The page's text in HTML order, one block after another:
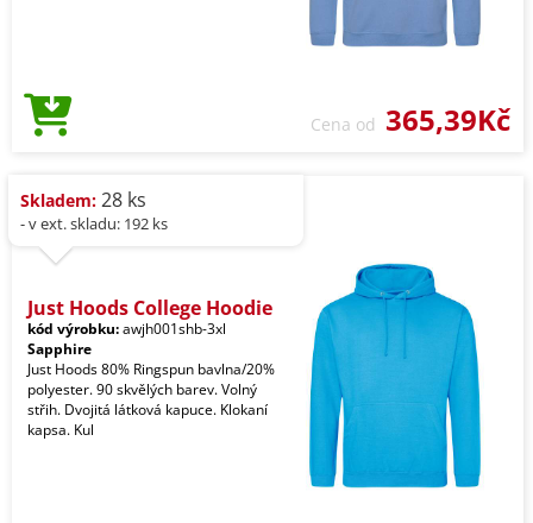
Cena od 365,39Kč
Skladem: 28 ks
- v ext. skladu: 192 ks
Just Hoods College Hoodie
kód výrobku:awjh001shb-3xl
Sapphire
Just Hoods 80% Ringspun bavlna/20%
polyester. 90 skvělých barev. Volný
střih. Dvojitá látková kapuce. Klokaní
kapsa. Kul